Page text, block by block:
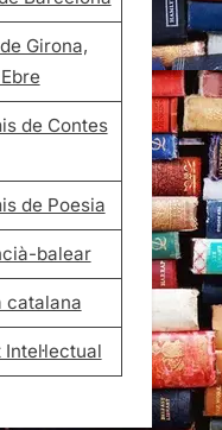
Girona,
de Contes
de Poesia
balear
catalana